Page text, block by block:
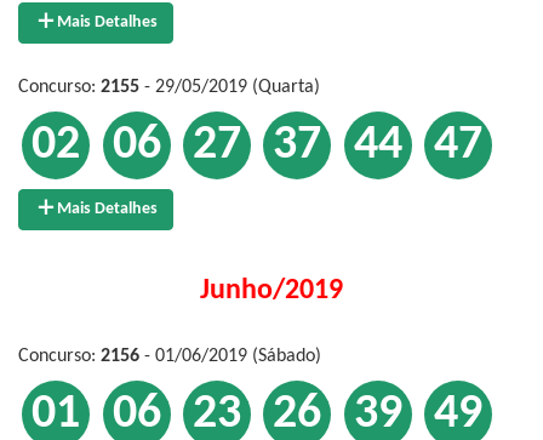
Mais Detalhes
Concurso: 2155 - 29/05/2019 (Quarta)
02 06 27 37 44 47
Mais Detalhes
Junho/2019
Concurso: 2156 - 01/06/2019 (Sábado)
01 06 23 26 39 49